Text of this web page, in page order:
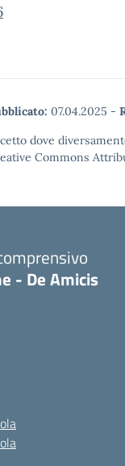
07.04.2025 -
dove
Commons
- De Amicis